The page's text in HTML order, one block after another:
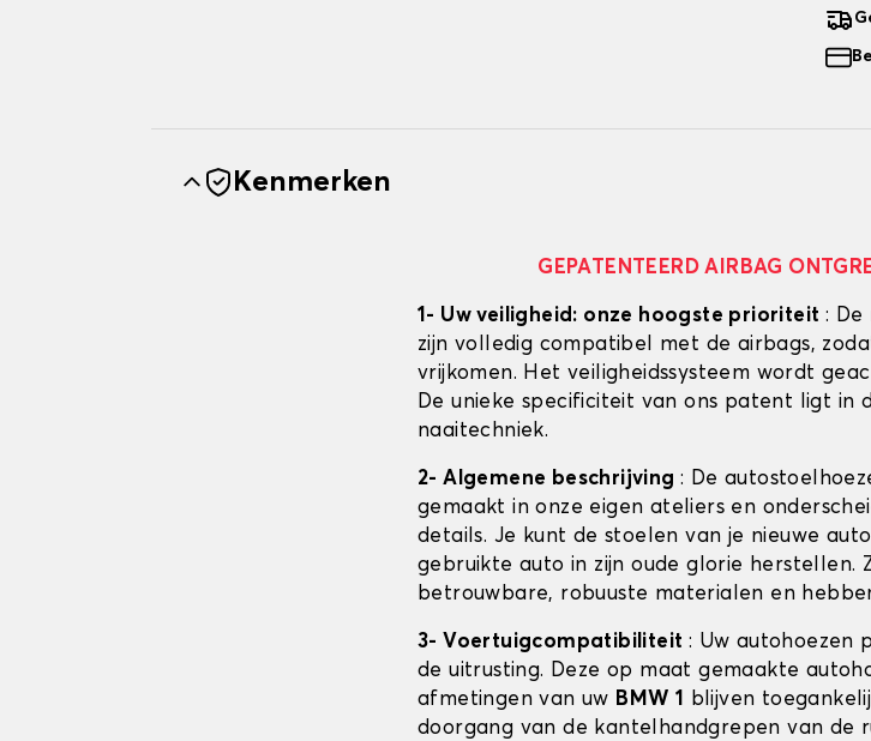
Kenmerken
GEPATENTEERD AIRBAG
1- Uw veiligheid: onze hoogste prioriteit : De
zijn volledig compatibel met de airbags,
vrijkomen. Het veiligheidssysteem wordt
De unieke specificiteit van ons patent ligt in
naaitechniek.
2- Algemene beschrijving : De
gemaakt in onze eigen ateliers en
details. Je kunt de stoelen van je nieuwe
gebruikte auto in zijn oude glorie herstellen.
betrouwbare, robuuste materialen en
3- Voertuigcompatibiliteit : Uw autohoezen
de uitrusting. Deze op maat gemaakte
afmetingen van uw BMW 1 blijven
doorgang van de kantelhandgrepen van de